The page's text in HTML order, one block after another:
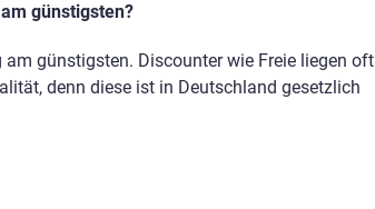
günstigsten?
günstigsten. Discounter wie Freie liegen oft
denn diese ist in Deutschland gesetzlich